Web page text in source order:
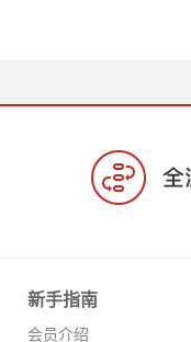
新手指南
会员介绍